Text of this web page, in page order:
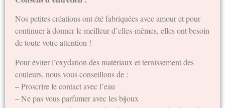
Nos petites créations ont été fabriquées avec amour et pour
continuer à donner le meilleur d’elles-mêmes, elles ont besoin
de toute votre attention !
Pour éviter l’oxydation des matériaux et ternissement des
couleurs, nous vous conseillons de :
– Proscrire le contact avec l’eau
– Ne pas vous parfumer avec les bijoux